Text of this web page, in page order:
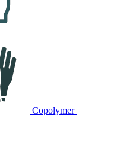
Copolymer